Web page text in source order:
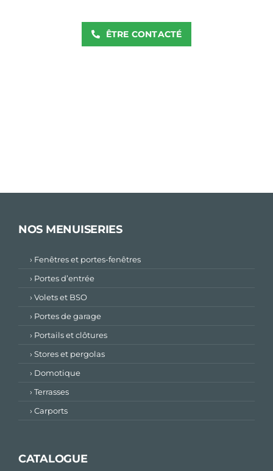
ÊTRE CONTACTÉ
NOS MENUISERIES
› Fenêtres et portes-fenêtres
› Portes d’entrée
› Volets et BSO
› Portes de garage
› Portails et clôtures
› Stores et pergolas
› Domotique
› Terrasses
› Carports
CATALOGUE